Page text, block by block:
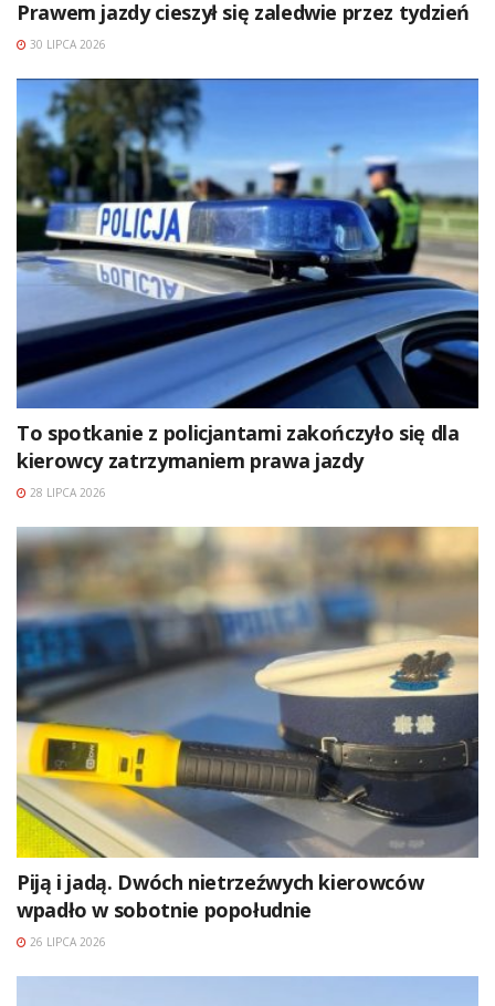
Prawem jazdy cieszył się zaledwie przez tydzień
30 LIPCA 2026
To spotkanie z policjantami zakończyło się dla
kierowcy zatrzymaniem prawa jazdy
28 LIPCA 2026
Piją i jadą. Dwóch nietrzeźwych kierowców
wpadło w sobotnie popołudnie
26 LIPCA 2026